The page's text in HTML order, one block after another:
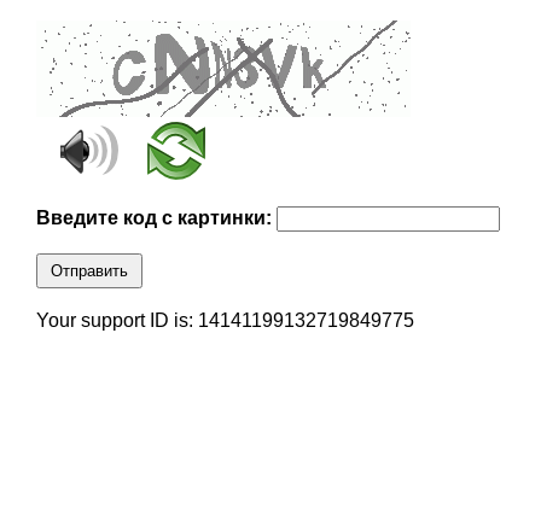
Введите код с картинки:
Отправить
Your support ID is: 14141199132719849775